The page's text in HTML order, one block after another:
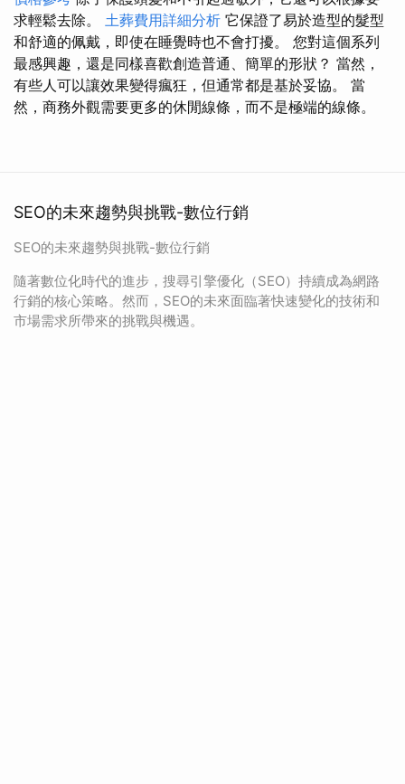
求輕鬆去除。 土葬費用詳細分析 它保證了易於造型的髮型
和舒適的佩戴，即使在睡覺時也不會打擾。 您對這個系列
最感興趣，還是同樣喜歡創造普通、簡單的形狀？ 當然，
有些人可以讓效果變得瘋狂，但通常都是基於妥協。 當
然，商務外觀需要更多的休閒線條，而不是極端的線條。
SEO的未來趨勢與挑戰-數位行銷
SEO的未來趨勢與挑戰-數位行銷
隨著數位化時代的進步，搜尋引擎優化（SEO）持續成為網路
行銷的核心策略。然而，SEO的未來面臨著快速變化的技術和
市場需求所帶來的挑戰與機遇。